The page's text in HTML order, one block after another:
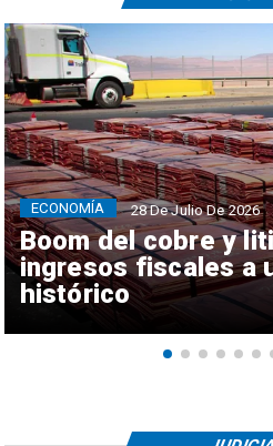
Boom del cobre y
ingresos fiscales a
histórico
ECONOMÍA 28 De Julio De 2026